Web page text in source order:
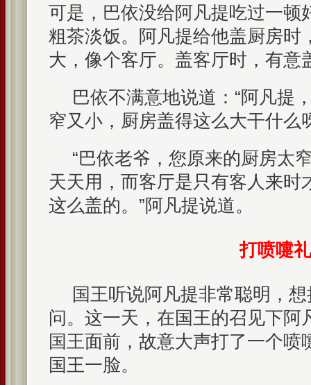
可是，巴依没给阿凡提吃过一顿
粗茶淡饭。阿凡提给他盖厨房时
大，像个客厅。盖客厅时，有意
巴依不满意地说道：“阿凡提
窄又小，厨房盖得这么大干什么
“巴依老爷，您原来的厨房太
天天用，而客厅是只有客人来时
这么盖的。”阿凡提说道。
打喷嚏礼
国王听说阿凡提非常聪明，
问。这一天，在国王的召见下阿
国王面前，故意大声打了一个喷
国王一脸。